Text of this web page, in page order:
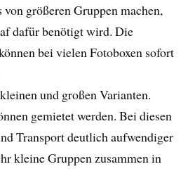
von größeren Gruppen machen,
dafür benötigt wird. Die
bei vielen Fotoboxen sofort
und großen Varianten.
gemietet werden. Bei diesen
Transport deutlich aufwendiger
kleine Gruppen zusammen in